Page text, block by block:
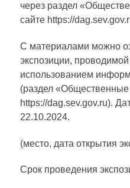
через раздел
сайте https://
С материалами можно
экспозиции,
использованием
(раздел
https://dag.sev.gov.ru).
22.10.2024.
(место, дата открытия
Срок проведения